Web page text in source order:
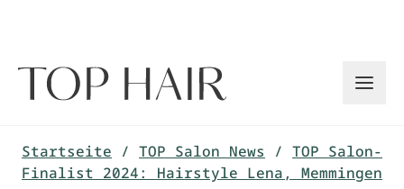
Startseite / TOP Salon News / TOP Salon-
Finalist 2024: Hairstyle Lena, Memmingen